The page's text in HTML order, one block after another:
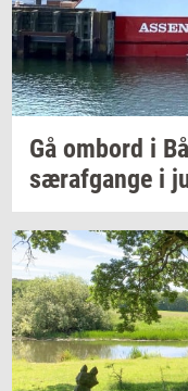
Gå om­bord i
sær­af­gan­ge i